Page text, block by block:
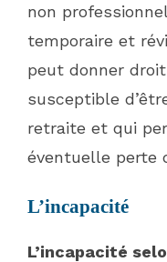
non
temporaire et
peut donner
susceptible
retraite et qui
éventuelle perte
L’incapacité
L’incapacité